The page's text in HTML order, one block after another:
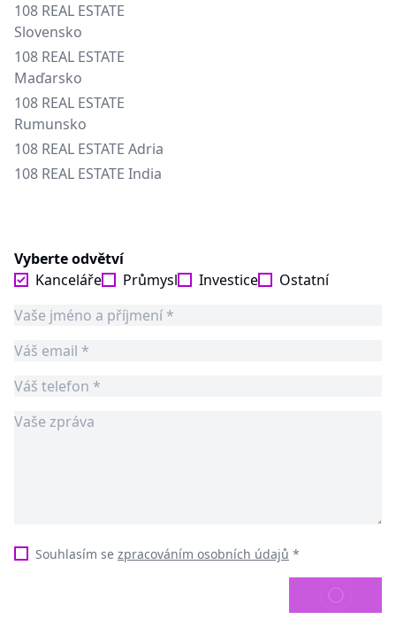
108 REAL ESTATE
Slovensko
108 REAL ESTATE
Maďarsko
108 REAL ESTATE
Rumunsko
108 REAL ESTATE Adria
108 REAL ESTATE India
Vyberte odvětví
Kanceláře
Průmysl Investice Ostatní
Souhlasím se zpracováním osobních údajů *
ODESLAT